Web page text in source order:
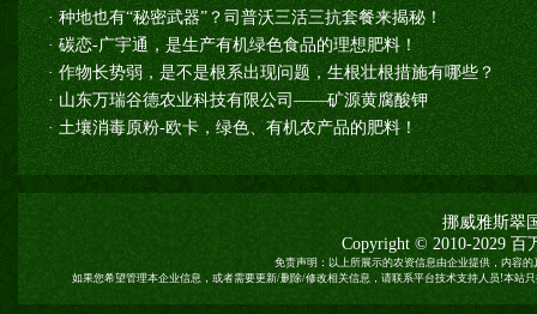
·种地也有“秘密武器”？司普沃三活三抗套餐来揭秘！
·碳恋-广宇通，是生产有机绿色食品的理想肥料！
·作物长势弱，是不是根系出现问题，生根壮根措施有哪些？
·山东万瑞谷德农业科技有限公司——矿源黄腐酸钾
·土壤消毒原粉-欧卡，绿色、有机农产品的肥料！
挪威雅斯翠
Copyright © 2010-2029 百
免责声明：以上所展示的农资信息由企业提供，内容
如果您希望管理本企业信息，或者需要更新/删除/修改相关信息，请联系平台技术支持人员!本站